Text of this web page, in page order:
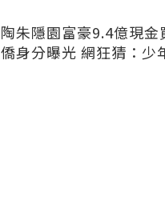
陶朱隱園富豪9.4億現金
僑身分曝光 網狂猜：少